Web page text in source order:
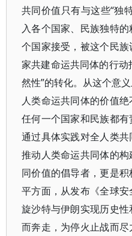
共同价值只有与这些“独
入各个国家、民族独特
个国家接受，被这个民
家共建命运共同体的行动
然性”的转化。从这个意
人类命运共同体的价值
任何一个国家和民族都有
通过具体实践对全人类
推动人类命运共同体的
同价值的倡导者，更是
平方面，从发布《全球
旋沙特与伊朗实现历史
而奔走，为停火止战而